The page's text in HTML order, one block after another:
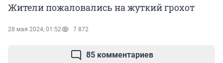
Жители пожаловались на жуткий грохот
28 мая 2024, 01:52 7 872
85 комментариев